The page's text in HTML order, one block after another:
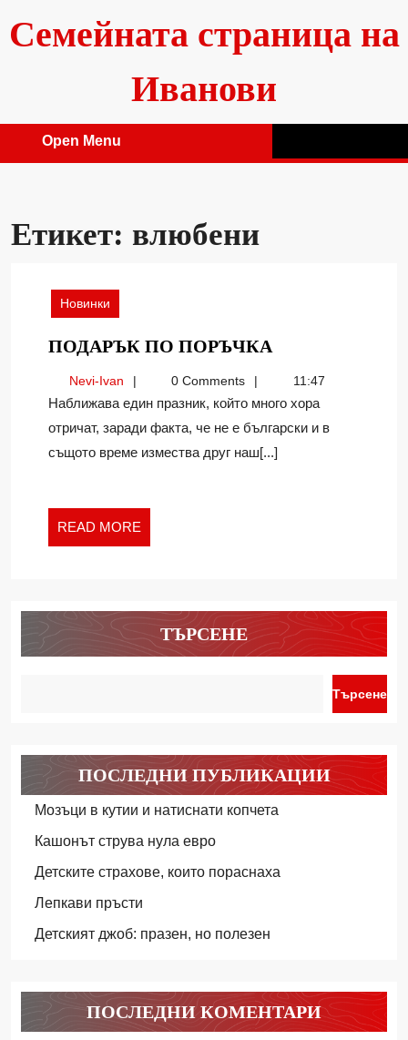
content
Семейната страница на
Иванови
Open Menu
Етикет: влюбени
Новинки
ПОДАРЪК ПО ПОРЪЧКА
ПОРЪЧКА
Nevi-IvanNevi-
Ivan
0 Comments 11:47
Наближава един празник, който много хора
отричат, заради факта, че не е български и в
същото време измества друг наш[...]
READ MORE
MORE
ТЪРСЕНЕ
Търсене
ПОСЛЕДНИ ПУБЛИКАЦИИ
Мозъци в кутии и натиснати копчета
Кашонът струва нула евро
Детските страхове, които пораснаха
Лепкави пръсти
Детският джоб: празен, но полезен
ПОСЛЕДНИ КОМЕНТАРИ